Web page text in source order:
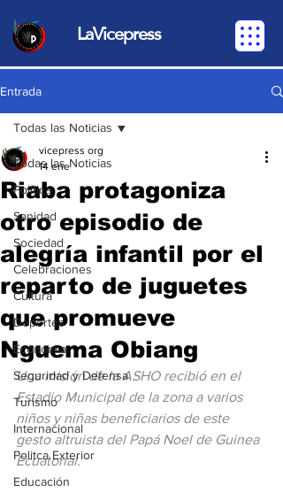
LaVicepress
Entrada
Todas las Noticias
Política
Sanidad
Sociedad
Celebraciones
Cultura
Deportes
Economia
Seguridad y Defensa
Turismo
Internacional
Politca Exterior
Educación
Todas las Noticias
Riaba protagoniza
otro episodio de
alegría infantil por el
reparto de juguetes
que promueve
Nguema Obiang ‎
vicepress org
14 ene
Una misión de la ASHO recibió en el
Estadio Municipal de la zona a varios
niños y niñas beneficiarios de este
gesto altruista del Papá Noel de Guinea
Ecuatorial.